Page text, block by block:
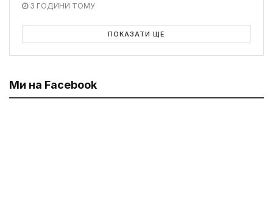
3 ГОДИНИ ТОМУ
ПОКАЗАТИ ЩЕ
Ми на Facebook